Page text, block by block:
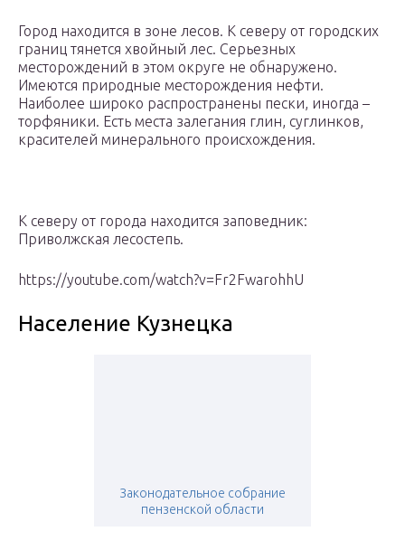
Город находится в зоне лесов. К северу от городских
границ тянется хвойный лес. Серьезных
месторождений в этом округе не обнаружено.
Имеются природные месторождения нефти.
Наиболее широко распространены пески, иногда –
торфяники. Есть места залегания глин, суглинков,
красителей минерального происхождения.
К северу от города находится заповедник:
Приволжская лесостепь.
https://youtube.com/watch?v=Fr2FwarohhU
Население Кузнецка
Законодательное cобрание
пензенской области